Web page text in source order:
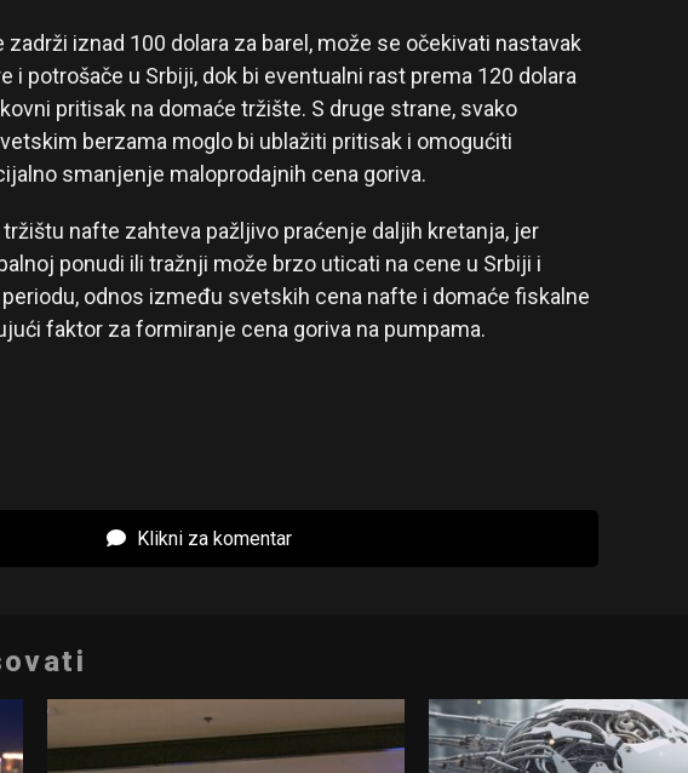
iznad 100 dolara za barel, može se očekivati nastavak
i potrošače u Srbiji, dok bi eventualni rast prema 120 dolara
pritisak na domaće tržište. S druge strane, svako
berzama moglo bi ublažiti pritisak i omogućiti
smanjenje maloprodajnih cena goriva.
nafte zahteva pažljivo praćenje daljih kretanja, jer
ponudi ili tražnji može brzo uticati na cene u Srbiji i
odnos između svetskih cena nafte i domaće fiskalne
faktor za formiranje cena goriva na pumpama.
Klikni za komentar